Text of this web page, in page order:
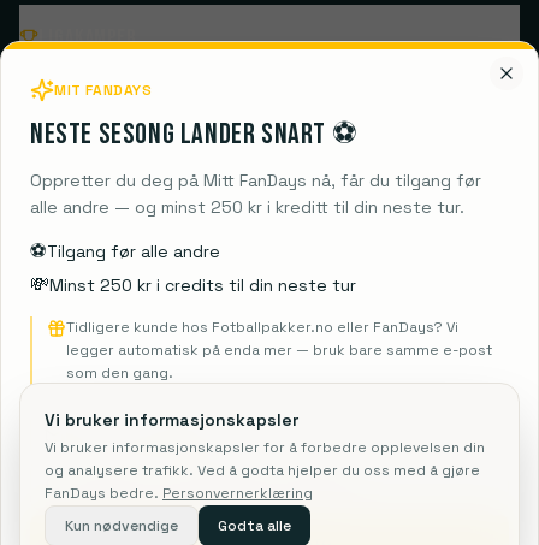
Ligakamper
Populære klubber
Destinasjoner
Guides
FanDays ApS
Rosendal 1C, 2860 Søborg
CVR: 41967218
Rejsegarantifonden: 3350
MIT FANDAYS
Neste sesong lander snart ⚽️
Oppretter du deg på Mitt FanDays nå, får du tilgang før
alle andre — og minst 250 kr i kreditt til din neste tur.
⚽️Tilgang før alle andre
💸Minst 250 kr i credits til din neste tur
Tidligere kunde hos Fotballpakker.no eller FanDays? Vi
legger automatisk på enda mer — bruk bare samme e-post
som den gang.
Vi bruker informasjonskapsler
Vi bruker informasjonskapsler for å forbedre opplevelsen din
og analysere trafikk. Ved å godta hjelper du oss med å gjøre
FanDays bedre. Personvernerklæring
Kun nødvendige
Godta alle